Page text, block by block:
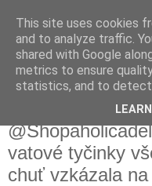
Fakečlánky
Věř všemu co tady vidíš.
neděle 1. ledna 2023
vatové tyčinky
chuť vzkázala
This site uses cookies
and to analyze traffic.
shared with Google
metrics to ensure
statistics, and to detect